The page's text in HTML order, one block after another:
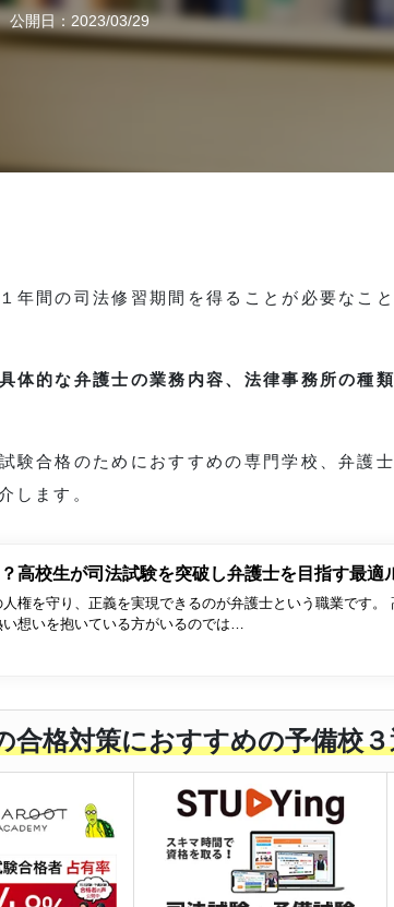
公開日： 2023/03/29
年間の司法修習期間を得ることが必要なこ
体的な弁護士の業務内容、法律事務所の種
験合格のためにおすすめの専門学校、弁護
します。
高校生が司法試験を突破し弁護士を目指す最適
権を守り、正義を実現できるのが弁護士という職業です
想いを抱いている方がいるのでは…
合格対策におすすめの予備校